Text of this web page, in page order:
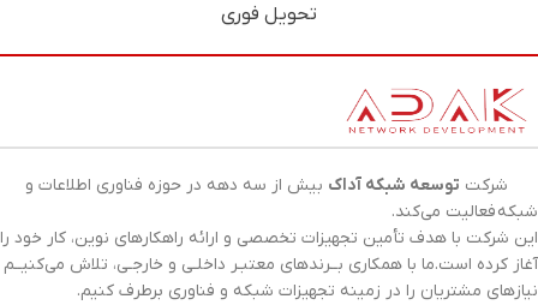
تحویل فوری
شرکت توسعه شبکه آداک بیش از سه دهه در حوزه فناوری اطلاعات و
شبکهفعالیت می‌کند.
این شرکت با هدف تأمین تجهیزات تخصصی و ارائه راهکارهای نوین، کار خود را
آغاز کرده است.ما با همکاری بــرندهای معتبـر داخلـی و خارجـی، تلاش می‌کنیــم
نیازهای مشتریان را در زمینه تجهیزات شبکه و فناوری برطرف کنیم.